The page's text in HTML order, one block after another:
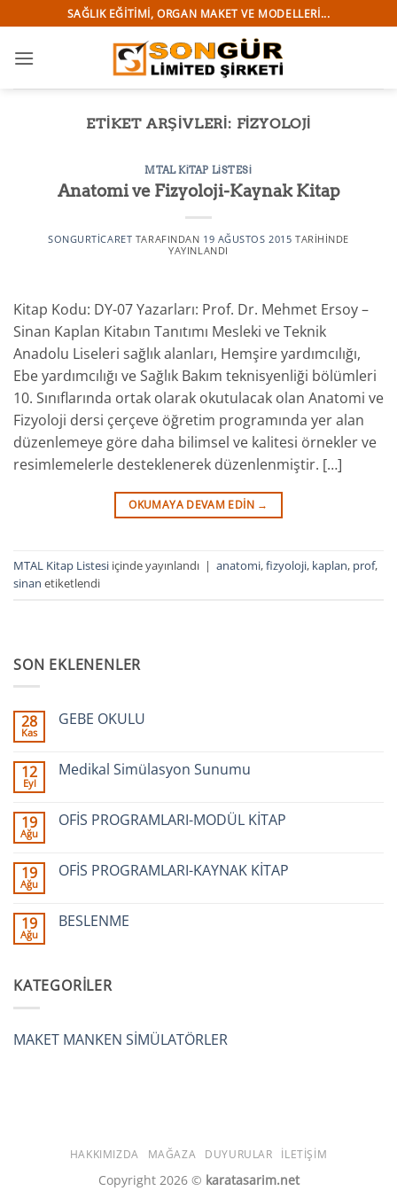
atla
SAĞLIK EĞITIMI, ORGAN MAKET VE MODELLERI...
ETIKET ARŞIVLERI: FIZYOLOJI
MTAL KITAP LISTESI
Anatomi ve Fizyoloji-Kaynak Kitap
SONGURTICARET TARAFINDAN 19 AĞUSTOS 2015 TARIHINDE
YAYINLANDI
Kitap Kodu: DY-07 Yazarları: Prof. Dr. Mehmet Ersoy –
Sinan Kaplan Kitabın Tanıtımı Mesleki ve Teknik
Anadolu Liseleri sağlık alanları, Hemşire yardımcılığı,
Ebe yardımcılığı ve Sağlık Bakım teknisyenliği bölümleri
10. Sınıflarında ortak olarak okutulacak olan Anatomi ve
Fizyoloji dersi çerçeve öğretim programında yer alan
düzenlemeye göre daha bilimsel ve kalitesi örnekler ve
resimlemelerle desteklenerek düzenlenmiştir. […]
OKUMAYA DEVAM EDIN →
MTAL Kitap Listesi içinde yayınlandı | anatomi,fizyoloji, kaplan, prof,
sinan etiketlendi
SON EKLENENLER
28
Kas
GEBE OKULU
OKULU
12
Eyl
Medikal Simülasyon Sunumu
Medikal
Simülasyon
19
Ağu
OFİS PROGRAMLARI-MODÜL KİTAP
OFİS
PROGRAMLARI-
19
Ağu
OFİS PROGRAMLARI-KAYNAK KİTAP
PROGRAMLARI-
19
Ağu
BESLENME
KATEGORILER
MAKET MANKEN SİMÜLATÖRLER
HAKKIMIZDA MAĞAZA DUYURULAR İLETIŞIM
Copyright 2026 © karatasarim.net